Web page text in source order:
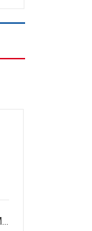
[SC-02N] SWITCH CODILLO 3PIN "MIYAKO" 3G ON/OFF/ON 10A-250VAC/15A-125VAC NARANJA (CJX25)